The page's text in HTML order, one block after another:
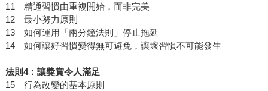
11 精通習慣由重複開始，而非完美
12 最小努力原則
13 如何運用「兩分鐘法則」停止拖延
14 如何讓好習慣變得無可避免，讓壞習慣不可能發生
法則4：讓獎賞令人滿足
15 行為改變的基本原則